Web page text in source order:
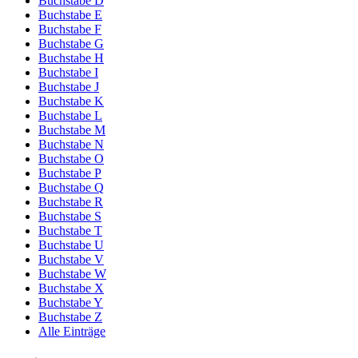
Buchstabe E
Buchstabe F
Buchstabe G
Buchstabe H
Buchstabe I
Buchstabe J
Buchstabe K
Buchstabe L
Buchstabe M
Buchstabe N
Buchstabe O
Buchstabe P
Buchstabe Q
Buchstabe R
Buchstabe S
Buchstabe T
Buchstabe U
Buchstabe V
Buchstabe W
Buchstabe X
Buchstabe Y
Buchstabe Z
Alle Einträge